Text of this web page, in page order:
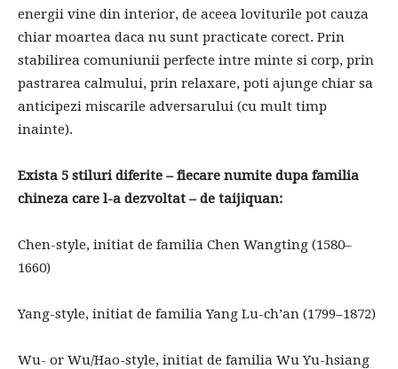
energii vine din interior, de aceea loviturile pot cauza
chiar moartea daca nu sunt practicate corect. Prin
stabilirea comuniunii perfecte intre minte si corp, prin
pastrarea calmului, prin relaxare, poti ajunge chiar sa
anticipezi miscarile adversarului (cu mult timp
inainte).
Exista 5 stiluri diferite – fiecare numite dupa familia
chineza care l-a dezvoltat – de taijiquan:
Chen-style, initiat de familia Chen Wangting (1580–
1660)
Yang-style, initiat de familia Yang Lu-ch’an (1799–1872)
Wu- or Wu/Hao-style, initiat de familia Wu Yu-hsiang